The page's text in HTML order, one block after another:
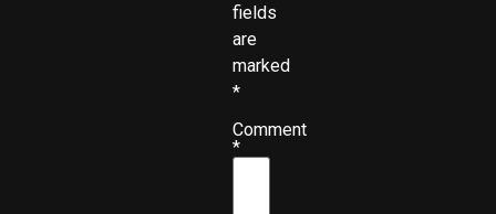
fields
are
marked
*
Comment
*